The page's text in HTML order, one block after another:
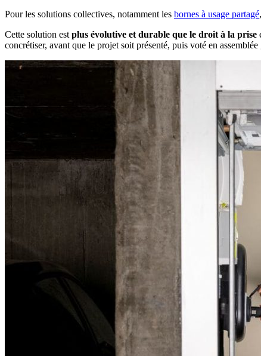
Pour les solutions collectives, notamment les bornes à usage partagé
Cette solution estplus évolutive et durable que le droit à la prise
concrétiser, avant que le projet soit présenté, puis voté en